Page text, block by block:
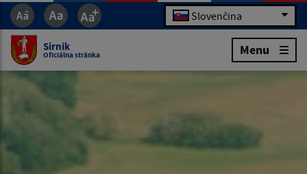
Slovenčina
Sirník
Oficiálna stránka Menu